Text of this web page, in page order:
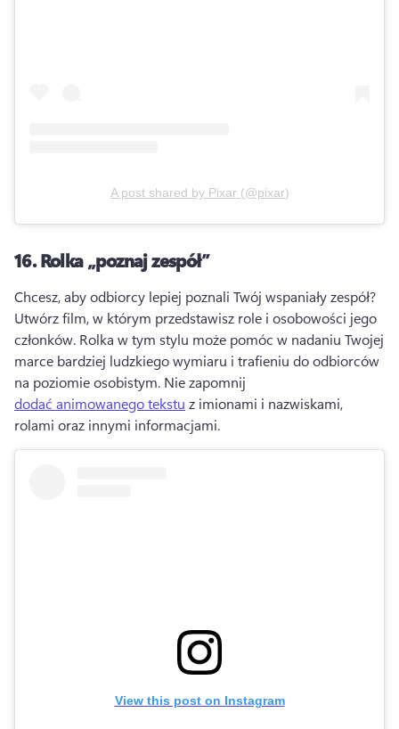
A post shared by Pixar (@pixar)
16.Rolka „poznaj zespół”
Utwórz film, w którym przedstawisz role i osobowości jego
członków. Rolka w tym stylu może pomóc w nadaniu Twojej
marce bardziej ludzkiego wymiaru i trafieniu do odbiorców
na poziomie osobistym. Nie zapomnij
dodać animowanego tekstu z imionami i nazwiskami,
rolami oraz innymi informacjami.
View this post on Instagram